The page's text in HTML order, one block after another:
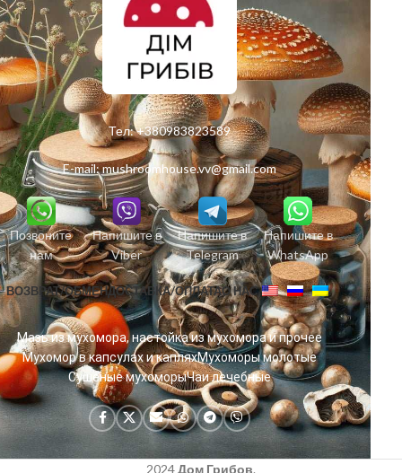
Тел:+380983823589
E-mail:mushroomhouse.vv@gmail.com
Позвоните
нам
Напишите в
Viber
Напишите в
Telegram
Напишите в
WhatsApp
ВОЗВРАТ/ОБМЕНДОСТАВКА/ОПЛАТАО НАС
Мазь из мухомора, настойка из мухомора и прочее
Мухомор в капсулах и капляхМухоморы молотые
Сушеные мухоморыЧаи лечебные
2024Дом Грибов.